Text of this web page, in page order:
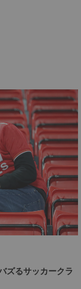
ズるサッカークラ